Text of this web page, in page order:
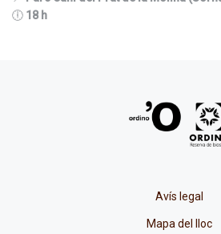
🕕 18 h
Avís legal
Mapa del lloc